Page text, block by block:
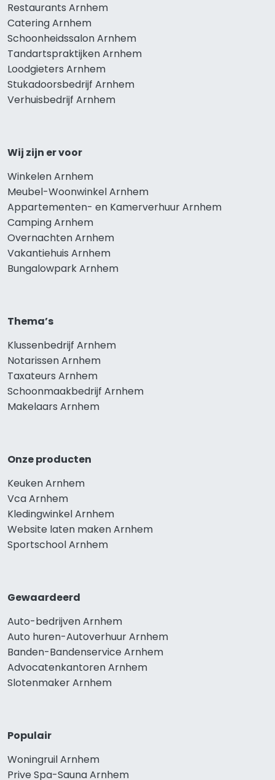
Restaurants Arnhem
Catering Arnhem
Schoonheidssalon Arnhem
Tandartspraktijken Arnhem
Loodgieters Arnhem
Stukadoorsbedrijf Arnhem
Verhuisbedrijf Arnhem
Wij zijn er voor
Winkelen Arnhem
Meubel-Woonwinkel Arnhem
Appartementen- en Kamerverhuur Arnhem
Camping Arnhem
Overnachten Arnhem
Vakantiehuis Arnhem
Bungalowpark Arnhem
Thema’s
Klussenbedrijf Arnhem
Notarissen Arnhem
Taxateurs Arnhem
Schoonmaakbedrijf Arnhem
Makelaars Arnhem
Onze producten
Keuken Arnhem
Vca Arnhem
Kledingwinkel Arnhem
Website laten maken Arnhem
Sportschool Arnhem
Gewaardeerd
Auto-bedrijven Arnhem
Auto huren-Autoverhuur Arnhem
Banden-Bandenservice Arnhem
Advocatenkantoren Arnhem
Slotenmaker Arnhem
Populair
Woningruil Arnhem
Prive Spa-Sauna Arnhem